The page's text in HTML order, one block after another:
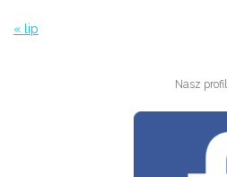
« lip
Nasz profil